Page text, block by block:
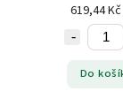
619,44
Do